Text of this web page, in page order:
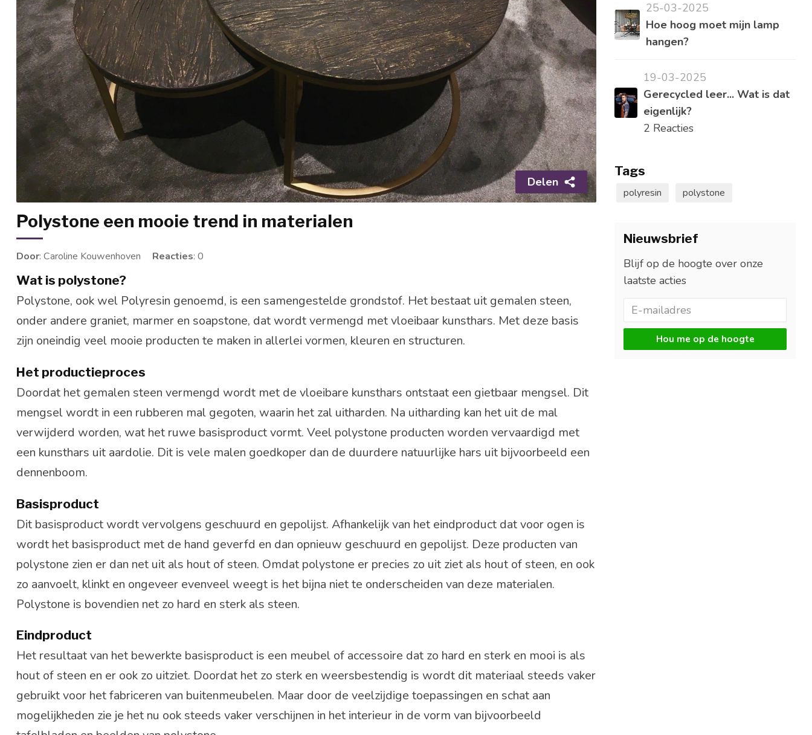
Delen
Polystone een mooie trend in materialen
Door: Caroline Kouwenhoven Reacties: 0
Wat is polystone?
Polystone, ook wel Polyresin genoemd, is een samengestelde grondstof. Het bestaat uit gemalen steen,
onder andere graniet, marmer en soapstone, dat wordt vermengd met vloeibaar kunsthars. Met deze basis
zijn oneindig veel mooie producten te maken in allerlei vormen, kleuren en structuren.
Het productieproces
Doordat het gemalen steen vermengd wordt met de vloeibare kunsthars ontstaat een gietbaar mengsel. Dit
mengsel wordt in een rubberen mal gegoten, waarin het zal uitharden. Na uitharding kan het uit de mal
verwijderd worden, wat het ruwe basisproduct vormt. Veel polystone producten worden vervaardigd met
een kunsthars uit aardolie. Dit is vele malen goedkoper dan de duurdere natuurlijke hars uit bijvoorbeeld een
dennenboom.
Basisproduct
Dit basisproduct wordt vervolgens geschuurd en gepolijst. Afhankelijk van het eindproduct dat voor ogen is
wordt het basisproduct met de hand geverfd en dan opnieuw geschuurd en gepolijst. Deze producten van
polystone zien er dan net uit als hout of steen. Omdat polystone er precies zo uit ziet als hout of steen, en ook
zo aanvoelt, klinkt en ongeveer evenveel weegt is het bijna niet te onderscheiden van deze materialen.
Polystone is bovendien net zo hard en sterk als steen.
Eindproduct
Het resultaat van het bewerkte basisproduct is een meubel of accessoire dat zo hard en sterk en mooi is als
hout of steen en er ook zo uitziet. Doordat het zo sterk en weersbestendig is wordt dit materiaal steeds vaker
gebruikt voor het fabriceren van buitenmeubelen. Maar door de veelzijdige toepassingen en schat aan
mogelijkheden zie je het nu ook steeds vaker verschijnen in het interieur in de vorm van bijvoorbeeld
25-03-2025
Hoe hoog moet mijn lamp
hangen?
19-03-2025
Gerecycled leer... Wat is dat
eigenlijk?
2 Reacties
Tags
polyresin polystone
Nieuwsbrief
Blijf op de hoogte over onze
laatste acties
Hou me op de hoogte